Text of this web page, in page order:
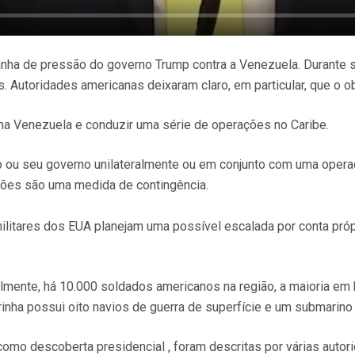
de pressão do governo Trump contra a Venezuela.
americanas deixaram claro, em particular, que o
Venezuela e conduzir uma série de operações no Caribe.
seu governo unilateralmente ou em conjunto com uma
são uma medida de contingência.
dos EUA planejam uma possível escalada por conta
há 10.000 soldados americanos na região, a maioria
possui oito navios de guerra de superfície e um submarino
descoberta presidencial , foram descritas por várias